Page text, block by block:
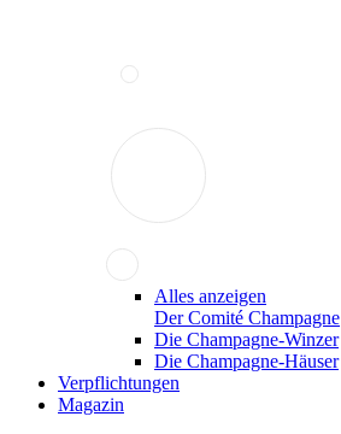
Alles anzeigen
Der Comité Champagne
Die Champagne-Winzer
Die Champagne-Häuser
Verpflichtungen
Magazin